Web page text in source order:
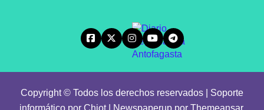
Copyright © Todos los derechos reservados | Soporte
informático por Chiot
Newspaperuppor Themeansar.